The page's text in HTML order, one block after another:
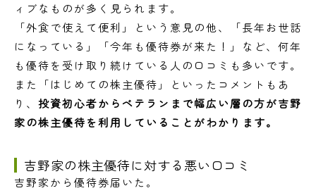
ィブなものが多く見られます。
「外食で使えて便利」という意見の他、「長年お世話
になっている」「今年も優待券が来た！」など、何年
も優待を受け取り続けている人の口コミも多いです。
また「はじめての株主優待」といったコメントもあ
り、 投資初心者からベテランまで幅広い層の方が吉野
家の株主優待を利用していることがわかります。
吉野家の株主優待に対する悪い口コミ
吉野家から優待券届いた。